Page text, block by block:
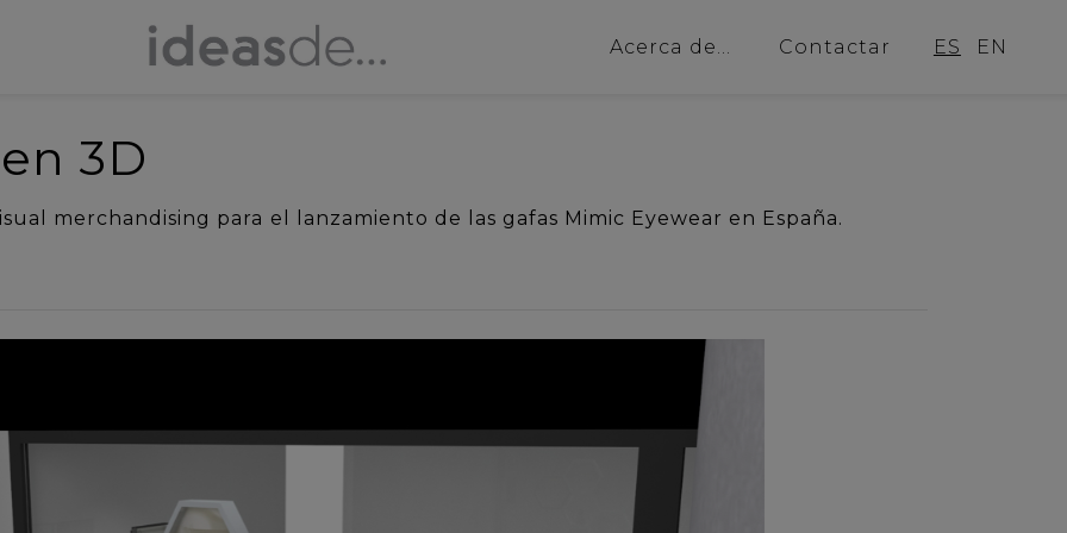
Acerca de... Contactar ES EN
3D
merchandising para el lanzamiento de las gafas Mimic Eyewear en España.